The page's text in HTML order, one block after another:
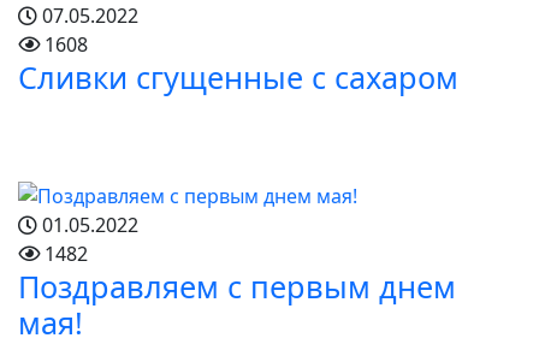
07.05.2022
1608
Сливки сгущенные с сахаром
01.05.2022
1482
Поздравляем с первым днем
мая!